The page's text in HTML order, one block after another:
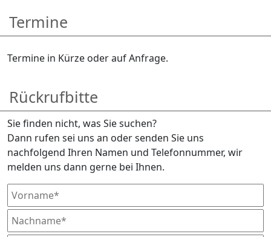
Termine
Termine in Kürze oder auf Anfrage.
Rückrufbitte
Sie finden nicht, was Sie suchen?
Dann rufen sei uns an oder senden Sie uns
nachfolgend Ihren Namen und Telefonnummer, wir
melden uns dann gerne bei Ihnen.